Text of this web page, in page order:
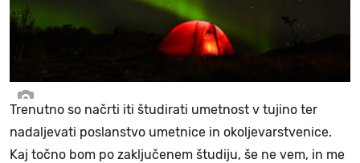
Trenutno so načrti iti študirati umetnost v tujino ter
nadaljevati poslanstvo umetnice in okoljevarstvenice.
Kaj točno bom po zaključenem študiju, še ne vem, in me